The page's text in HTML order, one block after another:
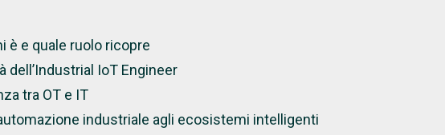
è e quale ruolo ricopre
dell’Industrial IoT Engineer
tra OT e IT
industriale agli ecosistemi intelligenti